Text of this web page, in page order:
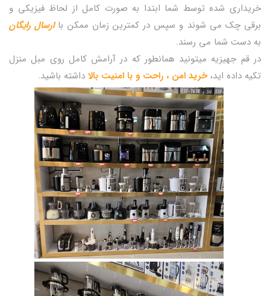
خریداری شده توسط شما ابتدا به صورت کامل از لحاظ فیزیکی و
برقی چک می شوند و سپس در کمترین زمان ممکن با ارسال رایگان
به دست شما می رسند.
در قم جهیزیه میتونید همانطور که در آرامش کامل روی مبل منزل
تکیه داده اید،خرید امن ، راحت و با امنیت بالا داشته باشید.